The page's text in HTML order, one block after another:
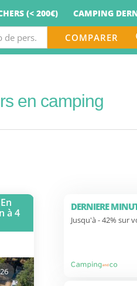
(< 200€) CAMPING
COMPARER
en camping
à 4
DERNIERE
Jusqu'à - 42% sur